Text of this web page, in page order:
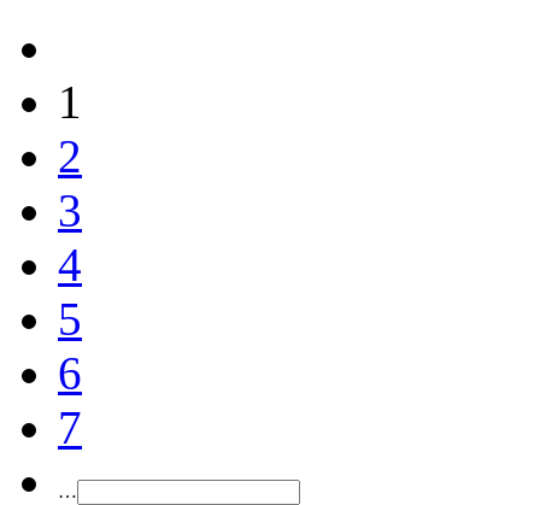
1
2
3
4
5
6
7
…